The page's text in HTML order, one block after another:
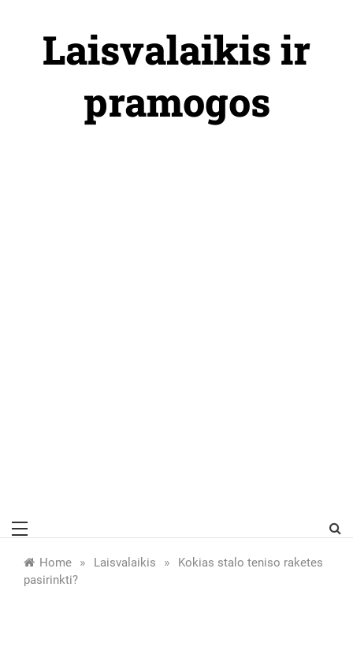
Laisvalaikis ir
pramogos
Home » Laisvalaikis »
Kokias stalo teniso raketes
pasirinkti?